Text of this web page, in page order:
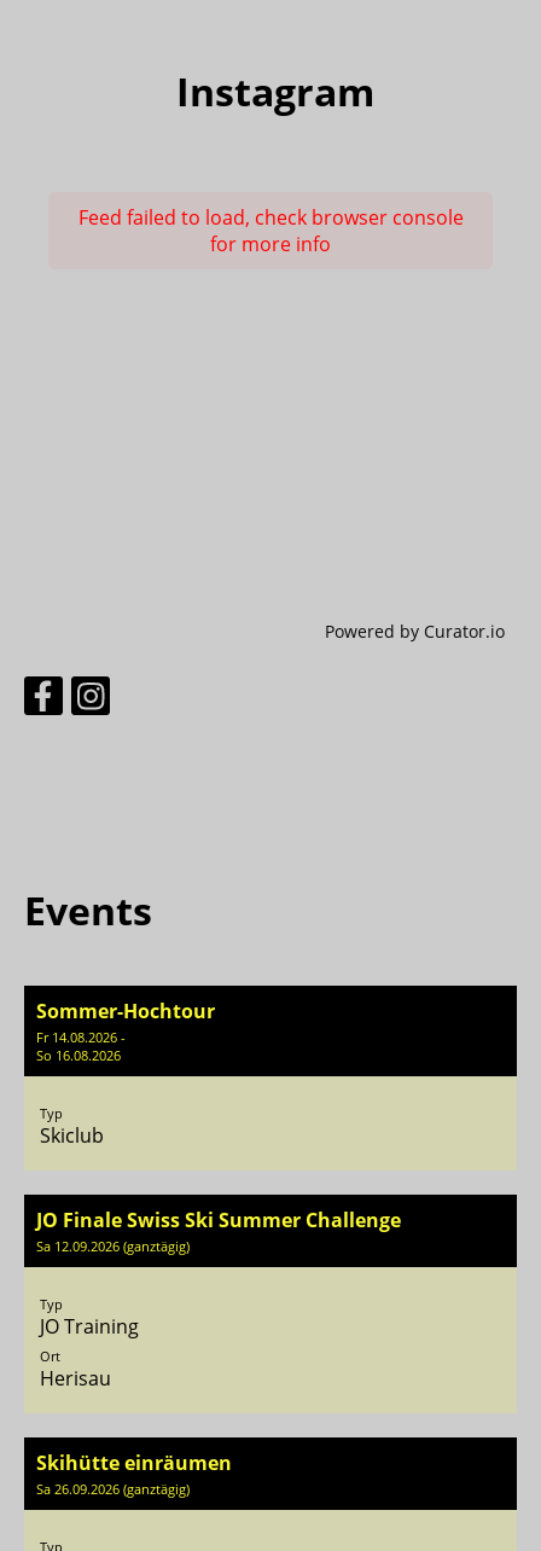
Instagram
Feed failed to load, check browser console
for more info
Powered by Curator.io
Events
Sommer-Hochtour
Fr 14.08.2026 -
So 16.08.2026
Typ
Skiclub
JO Finale Swiss Ski Summer Challenge
Sa 12.09.2026 (ganztägig)
Typ
JO Training
Ort
Herisau
Skihütte einräumen
Sa 26.09.2026 (ganztägig)
Typ